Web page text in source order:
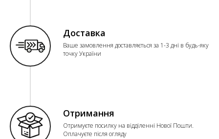
Доставка
Ваше замовлення доставляється за 1-3 дні в будь-яку
точку України
Отримання
Отримуєте посилку на відділенні Нової Пошти.
Оплачуєте після огляду